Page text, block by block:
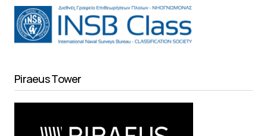
Piraeus Tower